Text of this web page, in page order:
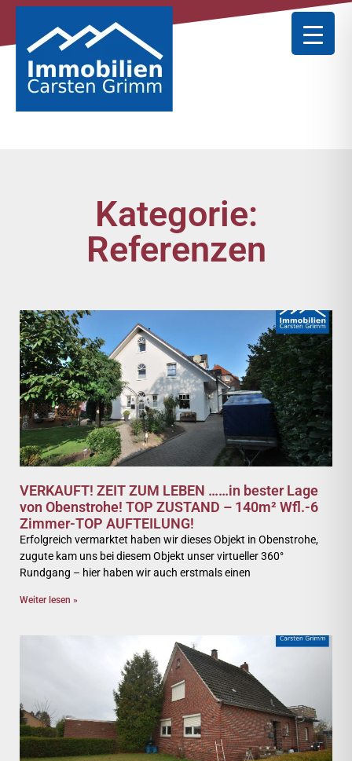
Kategorie:
Referenzen
VERKAUFT! ZEIT ZUM LEBEN ……in bester Lage
von Obenstrohe! TOP ZUSTAND – 140m² Wfl.-6
Zimmer-TOP AUFTEILUNG!
Erfolgreich vermarktet haben wir dieses Objekt in Obenstrohe,
zugute kam uns bei diesem Objekt unser virtueller 360°
Rundgang – hier haben wir auch erstmals einen
Weiter lesen »